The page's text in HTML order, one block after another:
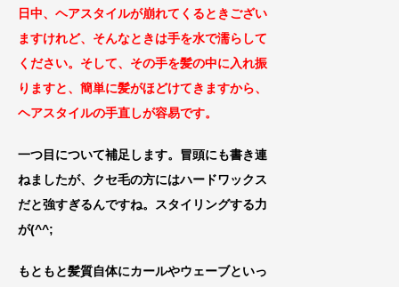
日中、ヘアスタイルが崩れてくるときござい
ますけれど、そんなときは手を水で濡らして
ください。そして、その手を髪の中に入れ振
りますと、簡単に髪がほどけてきますから、
ヘアスタイルの手直しが容易です。
一つ目 について補足します。冒頭にも書き連
ねましたが、クセ毛の方にはハードワックス
だと強すぎるんですね。スタイリングする力
が(^^;
もともと髪質自体にカールやウェーブといっ